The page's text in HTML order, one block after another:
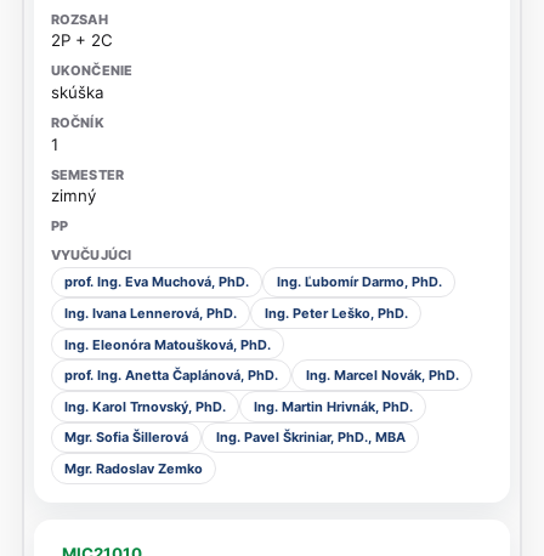
2P + 2C
skúška
1
zimný
prof. Ing. Eva Muchová, PhD.
Ing. Ľubomír Darmo, PhD.
Ing. Ivana Lennerová, PhD.
Ing. Peter Leško, PhD.
Ing. Eleonóra Matoušková, PhD.
prof. Ing. Anetta Čaplánová, PhD.
Ing. Marcel Novák, PhD.
Ing. Karol Trnovský, PhD.
Ing. Martin Hrivnák, PhD.
Mgr. Sofia Šillerová
Ing. Pavel Škriniar, PhD., MBA
Mgr. Radoslav Zemko